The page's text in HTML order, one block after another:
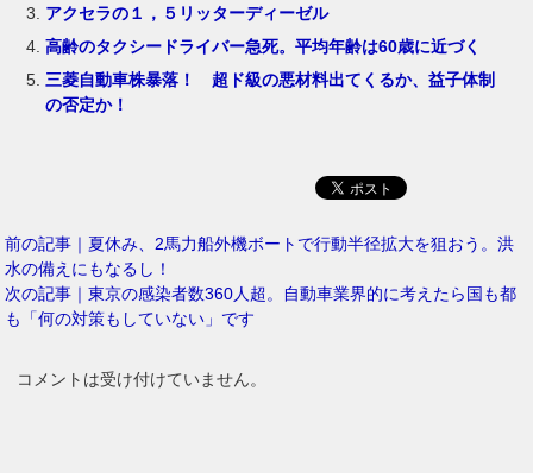
アクセラの１，５リッターディーゼル
高齢のタクシードライバー急死。平均年齢は60歳に近づく
三菱自動車株暴落！ 超ド級の悪材料出てくるか、益子体制
の否定か！
前の記事｜夏休み、2馬力船外機ボートで行動半径拡大を狙おう。洪
水の備えにもなるし！
次の記事｜東京の感染者数360人超。自動車業界的に考えたら国も都
も「何の対策もしていない」です
コメントは受け付けていません。